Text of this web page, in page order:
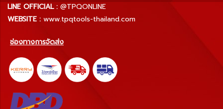
LINE OFFICIAL : @TPQONLINE
WEBSITE : www.tpqtools-thailand.com
ช่องทางการจัดส่ง